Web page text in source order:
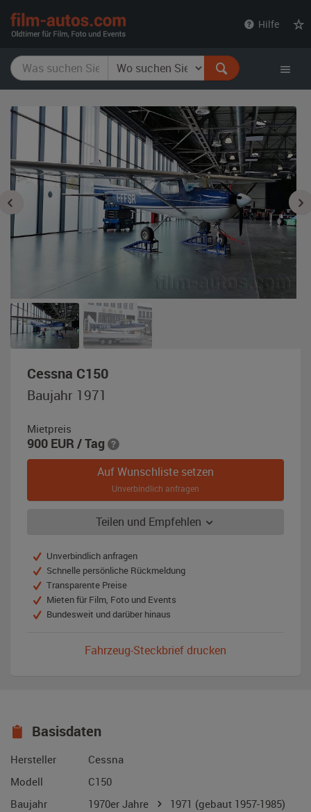
Hilfe
Cessna C150,
/
weiß
Baujahr 1971
Mietpreis
900 EUR / Tag
Auf Wunschliste setzen
Unverbindlich anfragen
Teilen und Empfehlen
Unverbindlich anfragen
Schnelle persönliche Rückmeldung
Transparente Preise
Mieten für Film, Foto und Events
Bundesweit und darüber hinaus
Fahrzeug-Steckbrief drucken
Basisdaten
Hersteller
Cessna
Modell
C150
Baujahr
1970er Jahre 1971 (gebaut 1957-1985)